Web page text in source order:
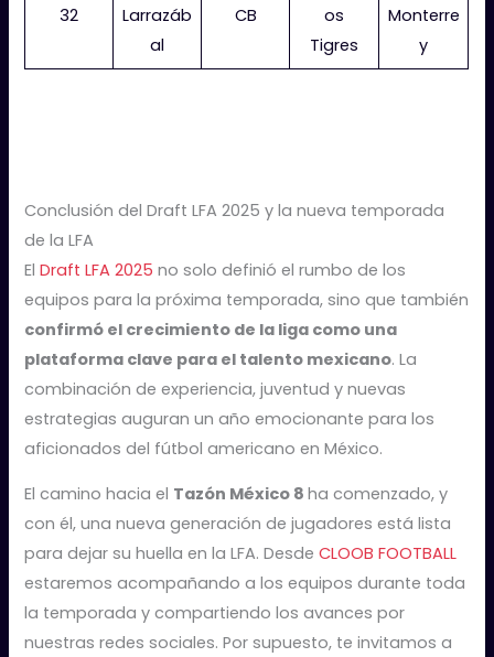
32
Larrazáb
al
CB
os
Tigres
Monterre
y
Conclusión del Draft LFA 2025 y la nueva temporada
de la LFA
ElDraft LFA 2025 no solo definió el rumbo de los
equipos para la próxima temporada, sino que también
confirmó el crecimiento de la liga como una
plataforma clave para el talento mexicano. La
combinación de experiencia, juventud y nuevas
estrategias auguran un año emocionante para los
aficionados del fútbol americano en México.
El camino hacia el Tazón México 8ha comenzado, y
con él, una nueva generación de jugadores está lista
para dejar su huella en la LFA. DesdeCLOOB FOOTBALL
estaremos acompañando a los equipos durante toda
la temporada y compartiendo los avances por
nuestras redes sociales. Por supuesto, te invitamos a